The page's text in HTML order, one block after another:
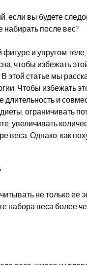
если вы будете
набирать после вес?
и упругом
чтобы избежать
этой статье мы
Чтобы избежать
длительность и
ограничивать
увеличивать
веса. Однако, как
не только ее
набора веса более